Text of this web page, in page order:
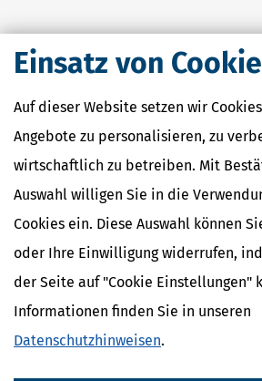
Einsatz von
Auf dieser Website setzen wir
Angebote zu personalisieren, zu
wirtschaftlich zu betreiben. Mit
Auswahl willigen Sie in die
Cookies ein. Diese Auswahl können
oder Ihre Einwilligung widerrufen,
der Seite auf "Cookie Einstellungen"
Informationen finden Sie in unseren
Datenschutzhinweisen.
TopRatgeber
Thema
Mit unserer
unseren
profitierst du von